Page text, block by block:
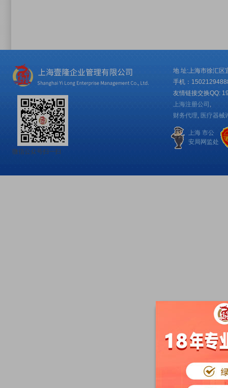
微信公众号扫一扫
地 址:上海市徐汇区
手机：
友情链接交换QQ:
上海注册公司 ,
财务代理, 医疗器械
上海 市公
安局网监处